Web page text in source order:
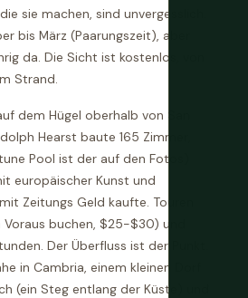
sie machen, sind unvergesslich.
bis März (Paarungszeit), aber
da. Die Sicht ist kostenlos, von
Strand.
dem Hügel oberhalb von San
Hearst baute 165 Zimmer,
Pool ist der auf den Fotos)
europäischer Kunst und
Zeitungs Geld kaufte. Touren
buchen, $25-$30) und
Der Überfluss ist der Punkt.
in Cambria, einem kleinen Dorf
(ein Steg entlang der Küste) und